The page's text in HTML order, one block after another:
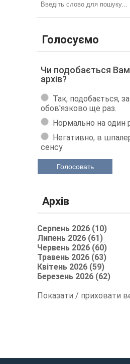
Голосуємо
Чи подобається
архів?
Так, подобається,
обов'язково ще раз.
Нормально на один
Негативно, в
сенсу
Голосовать
Архів
Серпень 2026 (10)
Липень 2026 (61)
Червень 2026 (60)
Травень 2026 (63)
Квітень 2026 (59)
Березень 2026 (62)
Показати / приховати